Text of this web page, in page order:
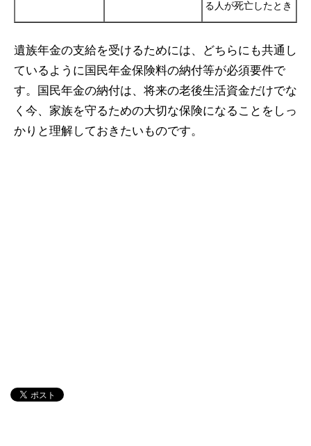
る人が死亡したとき
遺族年金の支給を受けるためには、どちらにも共通し
ているように国民年金保険料の納付等が必須要件で
す。国民年金の納付は、将来の老後生活資金だけでな
く今、家族を守るための大切な保険になることをしっ
かりと理解しておきたいものです。